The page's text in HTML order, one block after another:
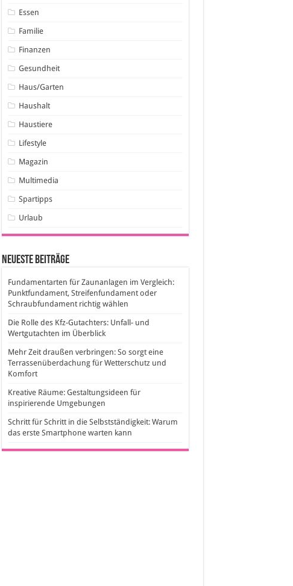
Essen
Familie
Finanzen
Gesundheit
Haus/Garten
Haushalt
Haustiere
Lifestyle
Magazin
Multimedia
Spartipps
Urlaub
Neueste Beiträge
Fundamentarten für Zaunanlagen im Vergleich:
Punktfundament, Streifenfundament oder
Schraubfundament richtig wählen
Die Rolle des Kfz-Gutachters: Unfall- und
Wertgutachten im Überblick
Mehr Zeit draußen verbringen: So sorgt eine
Terrassenüberdachung für Wetterschutz und
Komfort
Kreative Räume: Gestaltungsideen für
inspirierende Umgebungen
Schritt für Schritt in die Selbstständigkeit: Warum
das erste Smartphone warten kann